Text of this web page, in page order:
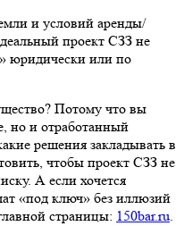
и условий аренды/
проект СЗЗ не
юридически или по
Потому что вы
но и отработанный
решения закладывать в
чтобы проект СЗЗ не
А если хочется
«под ключ» без иллюзий
страницы: 150bar.ru.